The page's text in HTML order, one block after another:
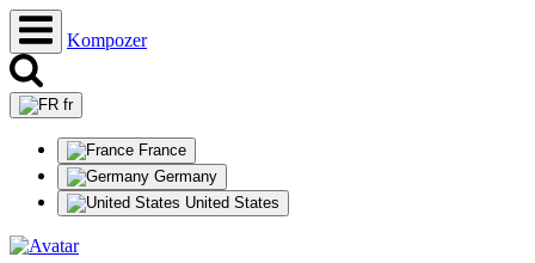
Kompozer
fr
France
Germany
United States